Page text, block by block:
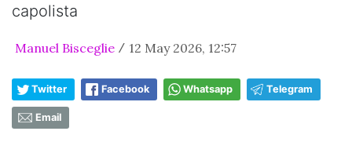
capolista
Manuel Bisceglie / 12 May 2026, 12:57
Twitter Facebook Whatsapp Telegram
Email